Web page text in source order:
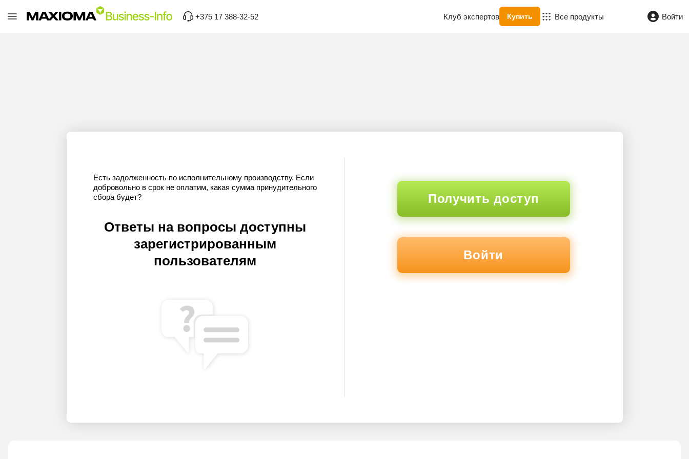
+375 17 388-32-52 Клуб экспертов Купить Все продукты Войти
Есть задолженность по исполнительному производству. Если
добровольно в срок не оплатим, какая сумма принудительного
сбора будет?
Ответы на вопросы доступны
зарегистрированным
пользователям
Получить доступ
Войти